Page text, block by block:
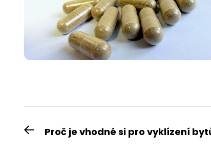
Navigace
PreviousProč je vhodné si pro vyklízení